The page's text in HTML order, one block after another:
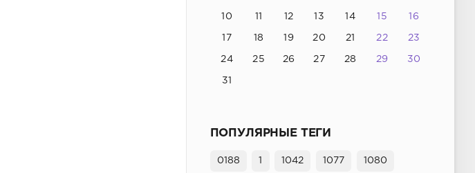
10 11 12 13 14 15 16
17 18 19 20 21 22 23
24 25 26 27 28 29 30
31
ПОПУЛЯРНЫЕ ТЕГИ
0188 1 1042 1077 1080